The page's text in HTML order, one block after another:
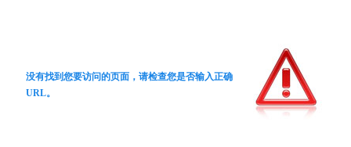
没有找到您要访问的页面，请检查您是否输入正确
URL。